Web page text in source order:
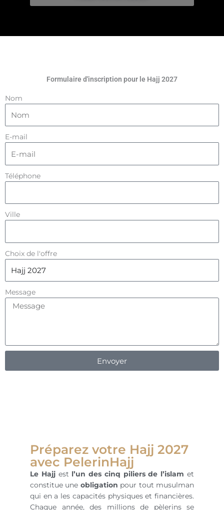
Formulaire d'inscription pour le Hajj 2027
Nom
E-mail
Téléphone
Ville
Choix de l'offre
Message
Envoyer
Préparez votre Hajj 2027
avec PelerinHajj
Le Hajjest l’un des cinq piliers de l’islam et
constitue une obligation pour tout musulman
qui en a les capacités physiques et financières.
Chaque année, des millions de pèlerins se